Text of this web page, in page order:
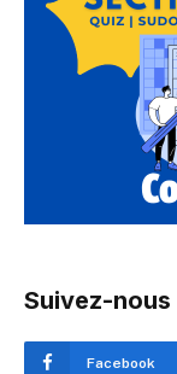
Suivez-nous
Facebook